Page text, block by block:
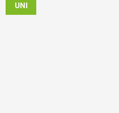
UNI